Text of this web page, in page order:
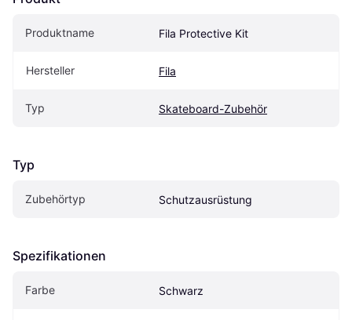
Produktname Fila Protective Kit
Hersteller Fila
Typ Skateboard-Zubehör
Typ
Zubehörtyp Schutzausrüstung
Spezifikationen
Farbe Schwarz